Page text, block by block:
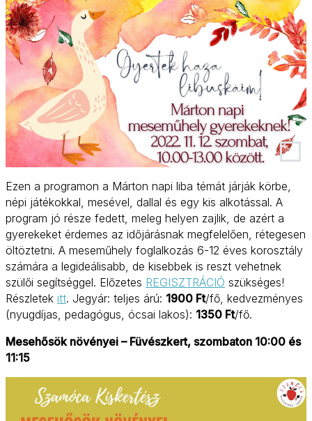
Ezen a programon a Márton napi liba témát járják körbe,
népi játékokkal, mesével, dallal és egy kis alkotással. A
program jó része fedett, meleg helyen zajlik, de azért a
gyerekeket érdemes az időjárásnak megfelelően, rétegesen
öltöztetni. A meseműhely foglalkozás 6-12 éves korosztály
számára a legideálisabb, de kisebbek is reszt vehetnek
szülői segítséggel. Előzetes REGISZTRÁCIÓ szükséges!
Részletek itt. Jegyár: teljes árú: 1900 Ft/fő, kedvezményes
(nyugdíjas, pedagógus, ócsai lakos): 1350 Ft/fő.
Mesehősök növényei – Füvészkert, szombaton 10:00 és
11:15